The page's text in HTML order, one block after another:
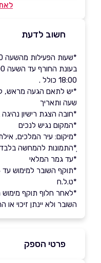
חשוב לדעת
18:00 כולל .
*יש לתאם הגעה מראש,
שעה ותאריך
*חובה הצגת רישיון
​​​​​​​*המקום נגיש לנכים
*מיקום: עיר המלכים,
ָ*התמונות להמחשה בלבד
*עד גמר המלאי
*תוקף השובר למימוש עד 31.12.2026
*ט.ל.ח
*לאחר חלוף תוקף
השובר ולא יינתן זיכוי או
פרטי הספק